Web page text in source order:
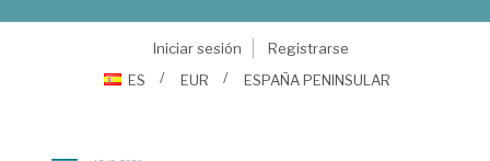
Iniciar sesión
Registrarse
ES
EUR ESPAÑA PENINSULAR